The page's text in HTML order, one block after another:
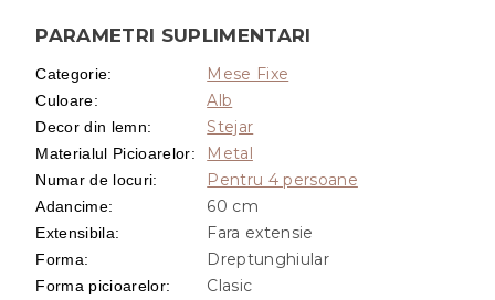
PARAMETRI SUPLIMENTARI
Categorie: Mese Fixe
Culoare: Alb
Decor din lemn: Stejar
Materialul Picioarelor: Metal
Numar de locuri: Pentru 4 persoane
Adancime: 60 cm
Extensibila: Fara extensie
Forma: Dreptunghiular
Forma picioarelor: Clasic